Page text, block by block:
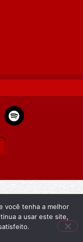
você tenha a melhor
a usar este site,